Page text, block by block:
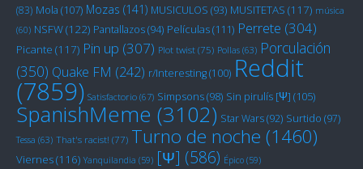
(83) Mola (107) Mozas (141) MUSICULOS (93) MUSITETAS (117) música
(60) NSFW(122) Pantallazos(94) Películas(111) Perrete (304)
Picante (117) Pin up (307) Plot twist (75) Pollas (63) Porculación
(350) Quake FM (242) r/Interesting(100) Reddit
(7859) Satisfactorio (67) Simpsons(98) Sin pirulís [Ψ] (105)
SpanishMeme (3102) Star Wars(92) Surtido (97)
Tessa (63) That's racist! (77) Turno de noche (1460)
Viernes(116) Yanquilandia (59) [Ψ] (586) Épico (59)